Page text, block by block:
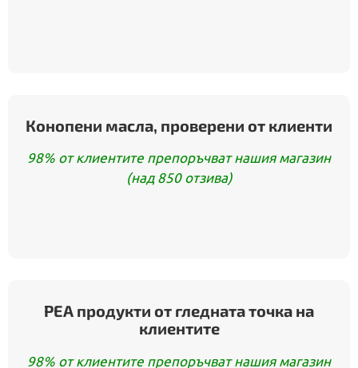
Конопени масла, проверени от клиенти
98% от клиентите препоръчват нашия магазин
(над 850 отзива)
PEA продукти от гледната точка на
клиентите
98% от клиентите препоръчват нашия магазин